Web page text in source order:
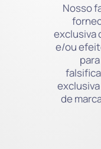
Nosso
exclusiva
e/ou
de